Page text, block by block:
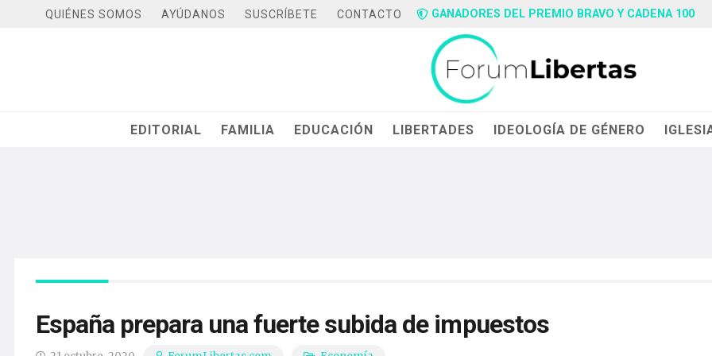
QUIÉNES SOMOS AYÚDANOS SUSCRÍBETE CONTACTO GANADORES DEL PREMIO BRAVO Y CADENA 100
EDITORIAL FAMILIA EDUCACIÓN LIBERTADES IDEOLOGÍA DE GÉNERO
España prepara una fuerte subida de impuestos